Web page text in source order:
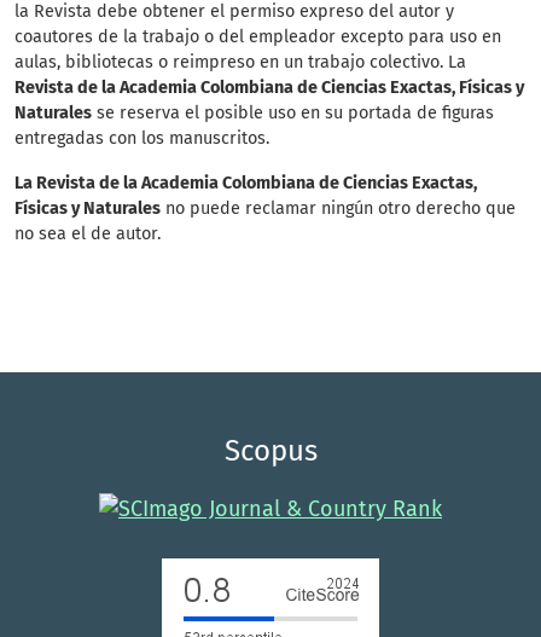
la Revista debe obtener el permiso expreso del autor y
coautores de la trabajo o del empleador excepto para uso en
aulas, bibliotecas o reimpreso en un trabajo colectivo. La
Revista de la Academia Colombiana de Ciencias Exactas, Físicas y
Naturales se reserva el posible uso en su portada de figuras
entregadas con los manuscritos.
La Revista de la Academia Colombiana de Ciencias Exactas,
Físicas y Naturales no puede reclamar ningún otro derecho que
no sea el de autor.
Scopus